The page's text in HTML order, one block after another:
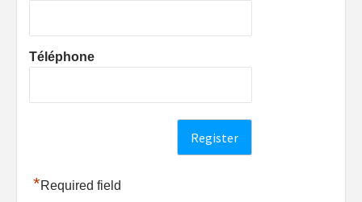
Téléphone
*Required field